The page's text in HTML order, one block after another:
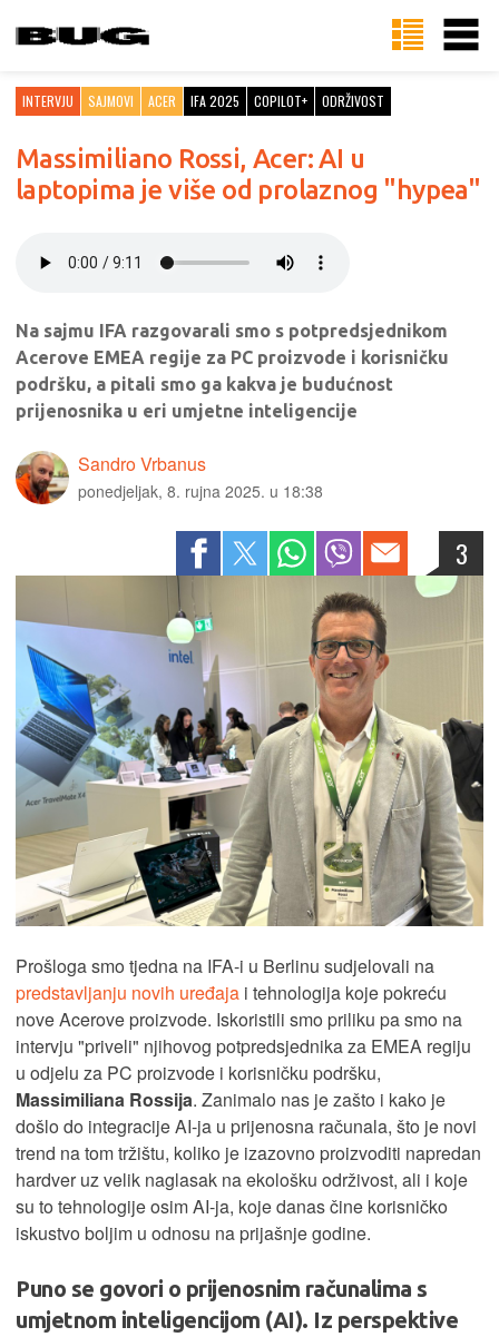
INTERVJU SAJMOVI ACER IFA 2025 COPILOT+ ODRŽIVOST
Massimiliano Rossi, Acer: AI u
laptopima je više od prolaznog "hypea"
Na sajmu IFA razgovarali smo s potpredsjednikom
Acerove EMEA regije za PC proizvode i korisničku
podršku, a pitali smo ga kakva je budućnost
prijenosnika u eri umjetne inteligencije
Sandro Vrbanus
ponedjeljak, 8. rujna 2025. u 18:38
3
Prošloga smo tjedna na IFA-i u Berlinu sudjelovali na
predstavljanju novih uređaja i tehnologija koje pokreću
nove Acerove proizvode. Iskoristili smo priliku pa smo na
intervju "priveli" njihovog potpredsjednika za EMEA regiju
u odjelu za PC proizvode i korisničku podršku,
Massimiliana Rossija. Zanimalo nas je zašto i kako je
došlo do integracije AI-ja u prijenosna računala, što je novi
trend na tom tržištu, koliko je izazovno proizvoditi napredan
hardver uz velik naglasak na ekološku održivost, ali i koje
su to tehnologije osim AI-ja, koje danas čine korisničko
iskustvo boljim u odnosu na prijašnje godine.
Puno se govori o prijenosnim računalima s
umjetnom inteligencijom (AI). Iz perspektive